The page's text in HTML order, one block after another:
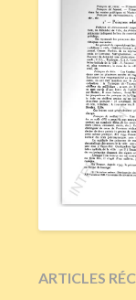
ARTICLES